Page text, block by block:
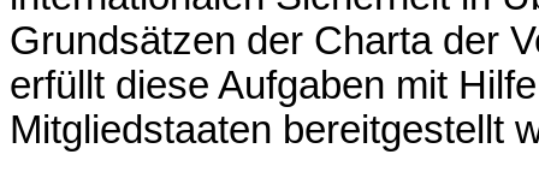
Grundsätzen der Charta der
erfüllt diese Aufgaben mit
Mitgliedstaaten bereitgestellt